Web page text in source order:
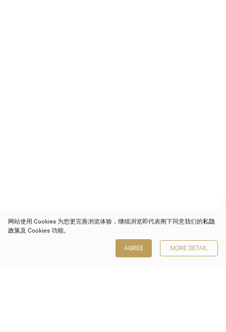
网站使用 Cookies 为您更完善浏览体验，继续浏览即代表阁下同意我们的私隐
政策及 Cookies 功能。
AGREE MORE DETAIL